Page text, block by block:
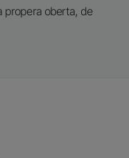
propera oberta, de